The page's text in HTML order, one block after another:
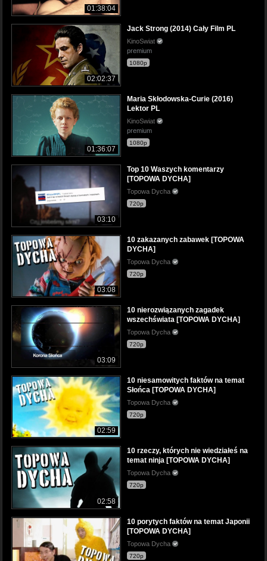
01:38:04
02:02:37
Jack Strong (2014) Cały Film PL
KinoSwiat
premium
1080p
01:36:07
Maria Skłodowska-Curie (2016)
Lektor PL
KinoSwiat
premium
1080p
03:10
Top 10 Waszych komentarzy
[TOPOWA DYCHA]
Topowa Dycha
720p
03:08
10 zakazanych zabawek [TOPOWA
DYCHA]
Topowa Dycha
720p
03:09
10 nierozwiązanych zagadek
wszechświata [TOPOWA DYCHA]
Topowa Dycha
720p
02:59
10 niesamowitych faktów na temat
Słońca [TOPOWA DYCHA]
Topowa Dycha
720p
02:58
10 rzeczy, których nie wiedziałeś na
temat ninja [TOPOWA DYCHA]
Topowa Dycha
720p
10 porytych faktów na temat Japonii
[TOPOWA DYCHA]
Topowa Dycha
720p